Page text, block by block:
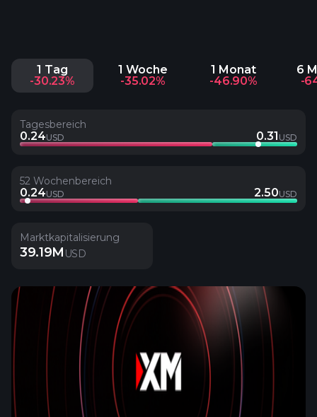
1 Tag
-30.23%
1 Woche
-35.02%
1 Monat
-46.90%
6
-
Tagesbereich
0.24USD 0.31 USD
52 Wochenbereich
0.24USD 2.50USD
Marktkapitalisierung
39.19M USD